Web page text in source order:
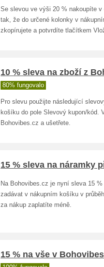
Se slevou ve výši 20 % nakoupíte
tak, že do určené kolonky v
zkopírujete a potvrdíte tlačítkem
10 % sleva na zboží z
80% fungovalo
Pro slevu použijte následující
košíku do pole Slevový kupon/kód.
Bohovibes.cz a ušetřete.
15 % sleva na náramky
Na Bohovibes.cz je nyní sleva 15
zadávat v nákupním košíku v
za nákup zaplatíte méně.
15 % na vše v